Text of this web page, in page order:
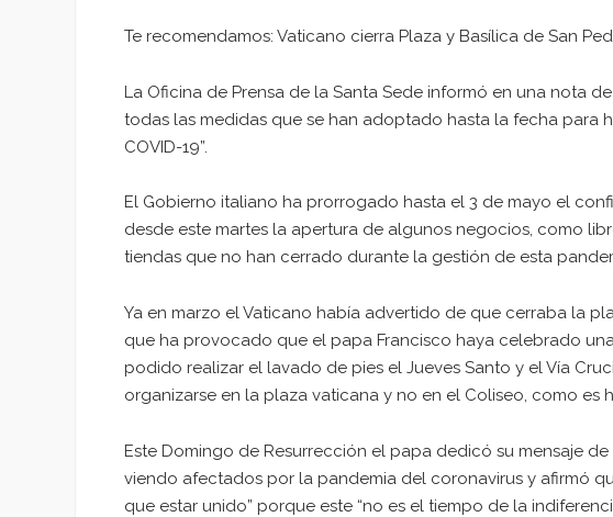
Te recomendamos: Vaticano cierra Plaza y Basílica de San
La Oficina de Prensa de la Santa Sede informó en una nota
todas las medidas que se han adoptado hasta la fecha para
COVID-19”.
El Gobierno italiano ha prorrogado hasta el 3 de mayo el
desde este martes la apertura de algunos negocios, como
tiendas que no han cerrado durante la gestión de esta
Ya en marzo el Vaticano había advertido de que cerraba la
que ha provocado que el papa Francisco haya celebrado
podido realizar el lavado de pies el Jueves Santo y el Vía
organizarse en la plaza vaticana y no en el Coliseo, como es
Este Domingo de Resurrección el papa dedicó su mensaje
viendo afectados por la pandemia del coronavirus y afirmó
que estar unido” porque este “no es el tiempo de la